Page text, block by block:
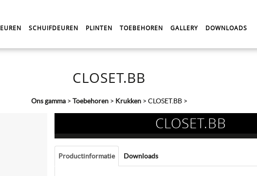
SCHUIFDEUREN PLINTEN TOEBEHOREN GALLERY DOWNLOADS
CLOSET.BB
Ons gamma> Toebehoren> Krukken> CLOSET.BB>
CLOSET.BB
Productinformatie Downloads